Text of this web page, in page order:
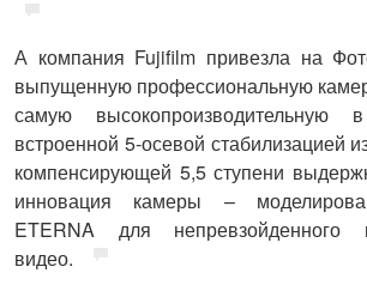
А компания Fujifilm привезла на
выпущенную профессиональную
самую
встроенной 5-осевой стабилизацией
компенсирующей 5,5 ступени
инновация камеры –
ETERNA для непревзойденного
видео.